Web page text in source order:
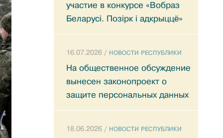
участие в конкурсе «Вобраз
Беларусi. Позiрк i адкрыццё»
16.07.2026 / НОВОСТИ РЕСПУБЛИКИ
На общественное обсуждение
вынесен законопроект о
защите персональных данных
18.06.2026 / НОВОСТИ РЕСПУБЛИКИ